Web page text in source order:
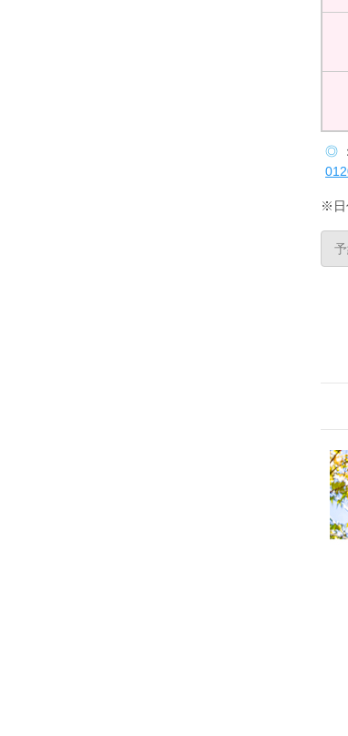
◎
※日